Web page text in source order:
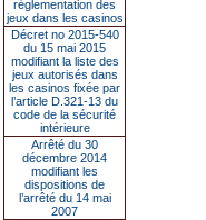
réglementation des
jeux dans les casinos
Décret no 2015-540
du 15 mai 2015
modifiant la liste des
jeux autorisés dans
les casinos fixée par
l’article D.321-13 du
code de la sécurité
intérieure
Arrêté du 30
décembre 2014
modifiant les
dispositions de
l’arrêté du 14 mai
2007